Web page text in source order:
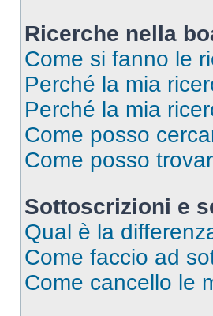
Ricerche nella
Come si fanno le
Perché la mia
Perché la mia
Come posso
Come posso
Sottoscrizioni e
Qual è la
Come faccio ad
Come cancello le